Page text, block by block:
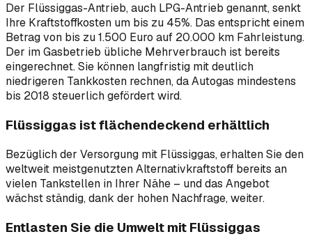
Der Flüssiggas-Antrieb, auch LPG-Antrieb genannt, senkt
Ihre Kraftstoffkosten um bis zu 45%. Das entspricht einem
Betrag von bis zu 1.500 Euro auf 20.000 km Fahrleistung.
Der im Gasbetrieb übliche Mehrverbrauch ist bereits
eingerechnet. Sie können langfristig mit deutlich
niedrigeren Tankkosten rechnen, da Autogas mindestens
bis 2018 steuerlich gefördert wird.
Flüssiggas ist flächendeckend erhältlich
Bezüglich der Versorgung mit Flüssiggas, erhalten Sie den
weltweit meistgenutzten Alternativkraftstoff bereits an
vielen Tankstellen in Ihrer Nähe – und das Angebot
wächst ständig, dank der hohen Nachfrage, weiter.
Entlasten Sie die Umwelt mit Flüssiggas